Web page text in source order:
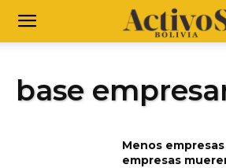
base
Menos
empresas